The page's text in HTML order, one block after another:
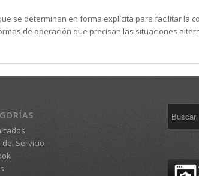
se determinan en forma explícita para facilitar la
de operación que precisan las situaciones
del Servicio